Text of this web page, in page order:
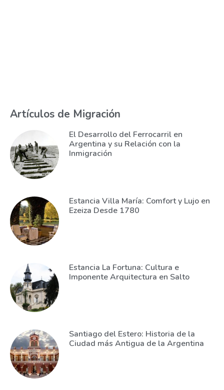
Artículos de Migración
El Desarrollo del Ferrocarril en
Argentina y su Relación con la
Inmigración
Estancia Villa María: Comfort y Lujo en
Ezeiza Desde 1780
Estancia La Fortuna: Cultura e
Imponente Arquitectura en Salto
Santiago del Estero: Historia de la
Ciudad más Antigua de la Argentina